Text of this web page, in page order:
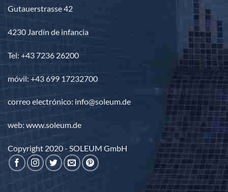
Gutauerstrasse 42
4230 Jardín de infancia
Tel: +43 7236 26200
móvil: +43 699 17232700
correo electrónico: info@soleum.de
web: www.soleum.de
Copyright 2020 - SOLEUM GmbH